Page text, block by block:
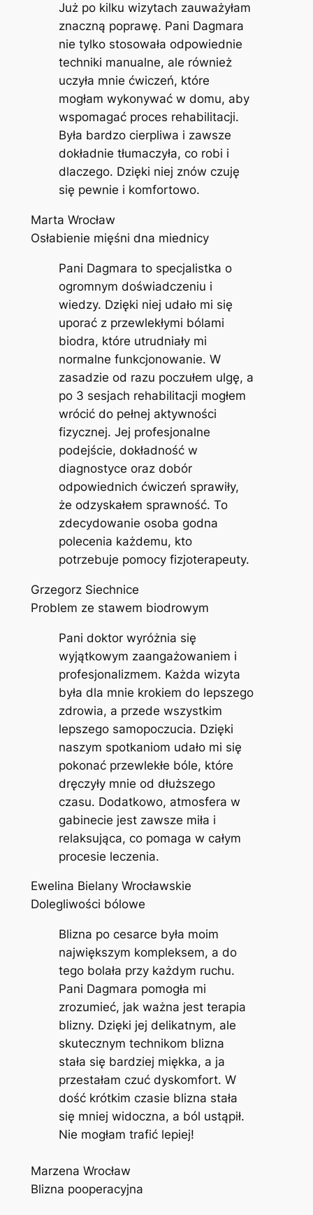
Już po kilku wizytach zauważyłam
znaczną poprawę. Pani Dagmara
nie tylko stosowała odpowiednie
techniki manualne, ale również
uczyła mnie ćwiczeń, które
mogłam wykonywać w domu, aby
wspomagać proces rehabilitacji.
Była bardzo cierpliwa i zawsze
dokładnie tłumaczyła, co robi i
dlaczego. Dzięki niej znów czuję
się pewnie i komfortowo.
Marta Wrocław
Osłabienie mięśni dna miednicy
Pani Dagmara to specjalistka o
ogromnym doświadczeniu i
wiedzy. Dzięki niej udało mi się
uporać z przewlekłymi bólami
biodra, które utrudniały mi
normalne funkcjonowanie. W
zasadzie od razu poczułem ulgę, a
po 3 sesjach rehabilitacji mogłem
wrócić do pełnej aktywności
fizycznej. Jej profesjonalne
podejście, dokładność w
diagnostyce oraz dobór
odpowiednich ćwiczeń sprawiły,
że odzyskałem sprawność. To
zdecydowanie osoba godna
polecenia każdemu, kto
potrzebuje pomocy fizjoterapeuty.
Grzegorz Siechnice
Problem ze stawem biodrowym
Pani doktor wyróżnia się
wyjątkowym zaangażowaniem i
profesjonalizmem. Każda wizyta
była dla mnie krokiem do lepszego
zdrowia, a przede wszystkim
lepszego samopoczucia. Dzięki
naszym spotkaniom udało mi się
pokonać przewlekłe bóle, które
dręczyły mnie od dłuższego
czasu. Dodatkowo, atmosfera w
gabinecie jest zawsze miła i
relaksująca, co pomaga w całym
procesie leczenia.
Ewelina Bielany Wrocławskie
Dolegliwości bólowe
Blizna po cesarce była moim
największym kompleksem, a do
tego bolała przy każdym ruchu.
Pani Dagmara pomogła mi
zrozumieć, jak ważna jest terapia
blizny. Dzięki jej delikatnym, ale
skutecznym technikom blizna
stała się bardziej miękka, a ja
przestałam czuć dyskomfort. W
dość krótkim czasie blizna stała
się mniej widoczna, a ból ustąpił.
Nie mogłam trafić lepiej!
Marzena Wrocław
Blizna pooperacyjna